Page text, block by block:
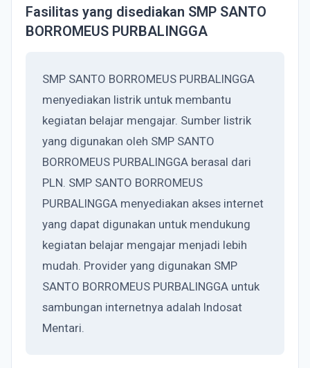
Fasilitas yang disediakan SMP SANTO
BORROMEUS PURBALINGGA
SMP SANTO BORROMEUS PURBALINGGA
menyediakan listrik untuk membantu
kegiatan belajar mengajar. Sumber listrik
yang digunakan oleh SMP SANTO
BORROMEUS PURBALINGGA berasal dari
PLN. SMP SANTO BORROMEUS
PURBALINGGA menyediakan akses internet
yang dapat digunakan untuk mendukung
kegiatan belajar mengajar menjadi lebih
mudah. Provider yang digunakan SMP
SANTO BORROMEUS PURBALINGGA untuk
sambungan internetnya adalah Indosat
Mentari.